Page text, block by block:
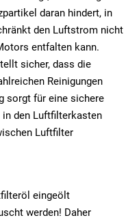
daran hindert, in
den Luftstrom nicht
entfalten kann.
sicher, dass die
Reinigungen
sorgt für eine sichere
in den Luftfilterkasten
Luftfilter
eingeölt
werden! Daher